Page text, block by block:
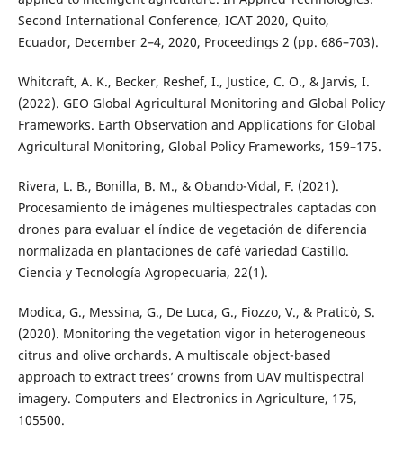
Second International Conference, ICAT 2020, Quito,
Ecuador, December 2–4, 2020, Proceedings 2 (pp. 686–703).
Whitcraft, A. K., Becker, Reshef, I., Justice, C. O., & Jarvis, I.
(2022). GEO Global Agricultural Monitoring and Global Policy
Frameworks. Earth Observation and Applications for Global
Agricultural Monitoring, Global Policy Frameworks, 159–175.
Rivera, L. B., Bonilla, B. M., & Obando-Vidal, F. (2021).
Procesamiento de imágenes multiespectrales captadas con
drones para evaluar el índice de vegetación de diferencia
normalizada en plantaciones de café variedad Castillo.
Ciencia y Tecnología Agropecuaria, 22(1).
Modica, G., Messina, G., De Luca, G., Fiozzo, V., & Praticò, S.
(2020). Monitoring the vegetation vigor in heterogeneous
citrus and olive orchards. A multiscale object-based
approach to extract trees’ crowns from UAV multispectral
imagery. Computers and Electronics in Agriculture, 175,
105500.